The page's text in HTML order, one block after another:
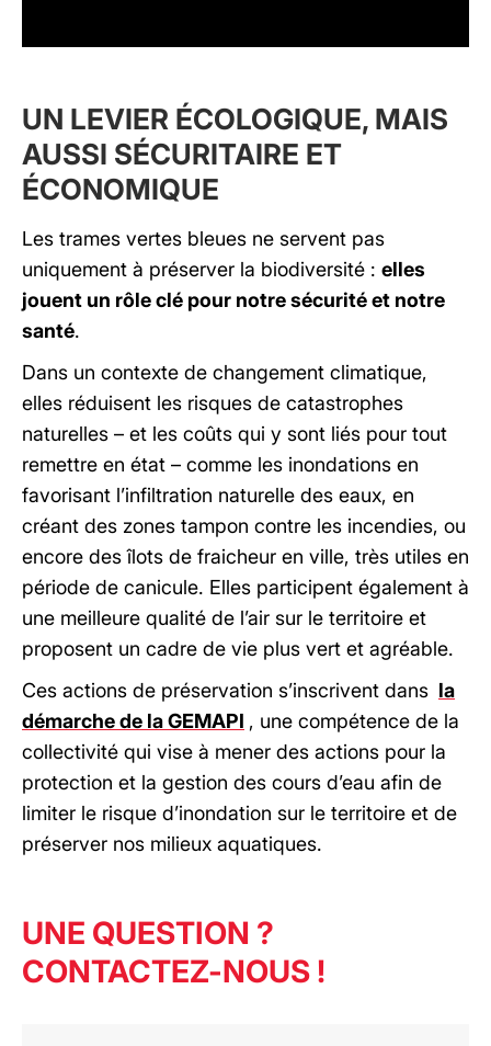
UN LEVIER ÉCOLOGIQUE, MAIS
AUSSI SÉCURITAIRE ET
ÉCONOMIQUE
Les trames vertes bleues ne servent pas
uniquement à préserver la biodiversité : elles
jouent un rôle clé pour notre sécurité et notre
santé.
Dans un contexte de changement climatique,
elles réduisent les risques de catastrophes
naturelles – et les coûts qui y sont liés pour tout
remettre en état – comme les inondations en
favorisant l’infiltration naturelle des eaux, en
créant des zones tampon contre les incendies, ou
encore des îlots de fraicheur en ville, très utiles en
période de canicule. Elles participent également à
une meilleure qualité de l’air sur le territoire et
proposent un cadre de vie plus vert et agréable.
Ces actions de préservation s’inscrivent dans la
démarche de la GEMAPI , une compétence de la
collectivité qui vise à mener des actions pour la
protection et la gestion des cours d’eau afin de
limiter le risque d’inondation sur le territoire et de
préserver nos milieux aquatiques.
UNE QUESTION ?
CONTACTEZ-NOUS !